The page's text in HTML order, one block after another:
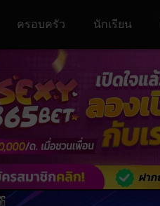
ครอบครัว นักเรียน